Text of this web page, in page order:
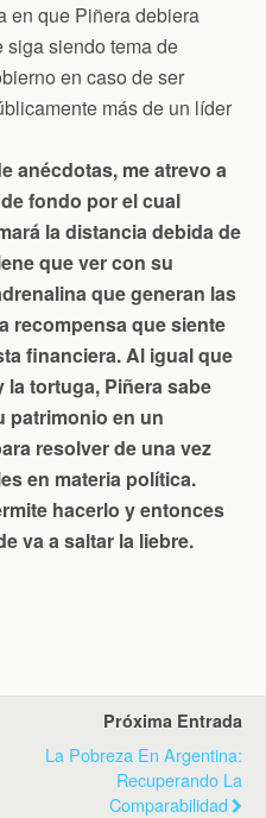
en que Piñera debiera
siendo tema de
en caso de ser
más de un líder
anécdotas, me atrevo a
fondo por el cual
la distancia debida de
que ver con su
que generan las
recompensa que siente
financiera. Al igual que
tortuga, Piñera sabe
patrimonio en un
resolver de una vez
en materia política.
hacerlo y entonces
va a saltar la liebre.
Próxima Entrada
La Pobreza En Argentina:
Recuperando La
Comparabilidad